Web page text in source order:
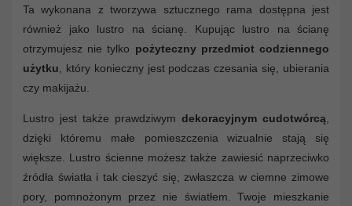
Ta wykonana z tworzywa sztucznego rama dostępna jest
również jako lustro na ścianę. Kupując lustro na ścianę
otrzymujesz nie tylko pożyteczny przedmiot codziennego
użytku, który konieczny jest podczas czesania się, ubierania
czy makijażu.
Lustro jest także prawdziwym dekoracyjnym cudotwórcą,
dzięki któremu małe pomieszczenia wizualnie stają się
większe. Lustro ścienne możesz także zawiesić naprzeciwko
źródła światła i tak cieszyć się, zwłaszcza w ciemne zimowe
pory, pomnożonym przez nie światłem. Twoje mieszkanie